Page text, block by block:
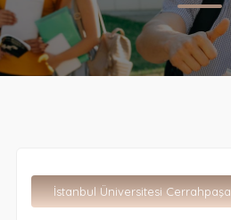
İstanbul Üniversitesi Cerrahpaşa